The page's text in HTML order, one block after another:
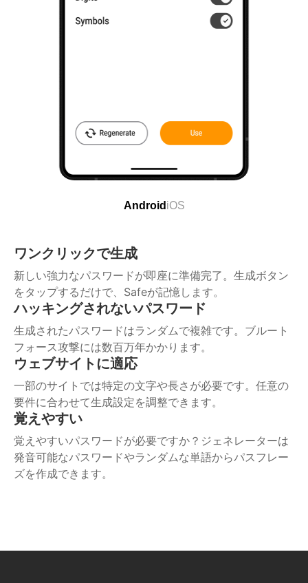
Android iOS
ワンクリックで生成
新しい強力なパスワードが即座に準備完了。生成ボタン
をタップするだけで、Safeが記憶します。
ハッキングされないパスワード
生成されたパスワードはランダムで複雑です。ブルート
フォース攻撃には数百万年かかります。
ウェブサイトに適応
一部のサイトでは特定の文字や長さが必要です。任意の
要件に合わせて生成設定を調整できます。
覚えやすい
覚えやすいパスワードが必要ですか？ジェネレーターは
発音可能なパスワードやランダムな単語からパスフレー
ズを作成できます。